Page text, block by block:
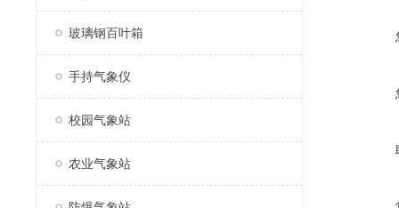
玻璃钢百叶箱
手持气象仪
校园气象站
农业气象站